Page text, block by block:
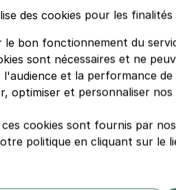
des cookies pour les finalités
le bon fonctionnement du
sont nécessaires et ne
l'audience et la performance
optimiser et personnaliser
ces cookies sont fournis par
politique en cliquant sur le